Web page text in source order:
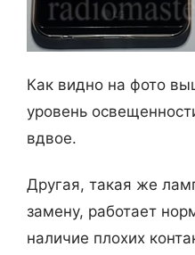
Как видно на фото
уровень
вдвое.
Другая, такая же
замену, работает
наличие плохих